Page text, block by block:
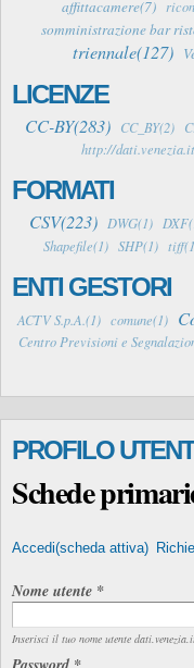
affittacamere(7)
somministrazione bar
triennale(127)
LICENZE
CC-BY(283) CC_BY(2)
http://
FORMATI
CSV(223) DWG(1)
Shapefile(1) SHP(1)
ENTI GESTORI
ACTV S.p.A.(1) comune(1)
Centro Previsioni e
PROFILO
Schede
Accedi(scheda attiva)
Nome utente *
Inserisci il tuo nome utente